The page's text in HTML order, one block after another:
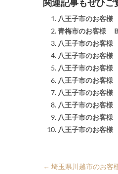
関連記事もぜひご
八王子市のお客様
青梅市のお客様
八王子市のお客
八王子市のお客
八王子市のお客
八王子市のお客
八王子市のお客
八王子市のお客
八王子市のお客
八王子市のお客様
← 埼玉県川越市のお客